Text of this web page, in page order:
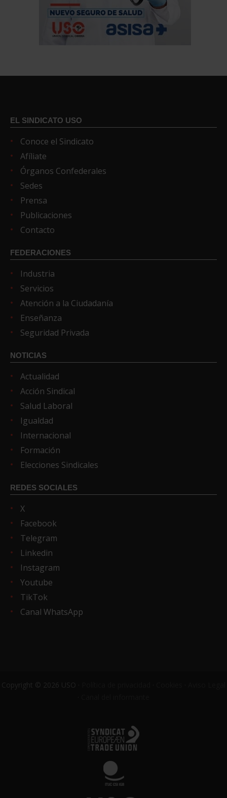
EL SINDICATO USO
Conoce el Sindicato
Afíliate
Órganos Confederales
Sedes
Prensa
Publicaciones
Contacto
FEDERACIONES
Industria
Servicios
Atención a la Ciudadanía
Enseñanza
Seguridad Privada
NOTICIAS
Actualidad
Acción Sindical
Salud Laboral
Igualdad
Internacional
Formación
Elecciones Sindicales
REDES SOCIALES
X
Facebook
Telegram
Linkedin
Instagram
Youtube
TikTok
Canal WhatsApp
Copyright © 2026 USO ·